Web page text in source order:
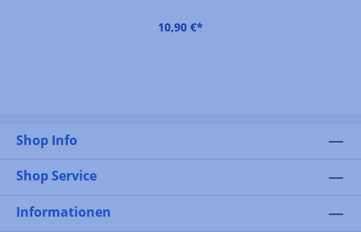
10,90 €*
Shop Info
Shop Service
Informationen